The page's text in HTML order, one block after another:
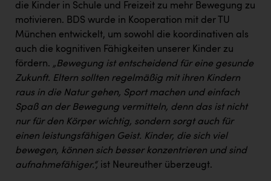
die Kinder in Schule und Freizeit zu mehr Bewegung zu
motivieren. BDS wurde in Kooperation mit der TU
München entwickelt, um sowohl die koordinativen als
auch die kognitiven Fähigkeiten unserer Kinder zu
fördern. „Bewegung ist entscheidend für eine gesunde
Zukunft. Eltern sollten regelmäßig mit ihren Kindern
raus in die Natur gehen, Sport machen und einfach
Spaß an der Bewegung vermitteln, denn das ist nicht
nur für den Körper wichtig, sondern sorgt auch für
einen leistungsfähigen Geist. Kinder, die sich viel
bewegen, können sich besser konzentrieren und sind
aufnahmefähiger.“, ist Neureuther überzeugt.